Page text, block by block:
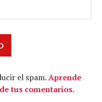
el spam.Aprende
tus comentarios.